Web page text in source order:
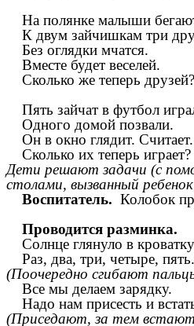
На полянке малыши
К двум зайчишкам три
Без оглядки мчатся.
Вместе будет веселей.
Сколько же теперь
Пять зайчат в футбол
Одного домой позвали.
Он в окно глядит. Считает.
Сколько их теперь
Дети решают задачи (с
столами, вызванный
Воспитатель. Колобок
Проводится разминка.
Солнце глянуло в
Раз, два, три, четыре, пять.
(Поочередно сгибают
Все мы делаем зарядку.
Надо нам присесть и
(Приседают, за тем